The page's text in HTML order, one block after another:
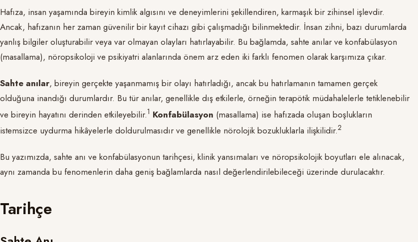
Hafıza, insan yaşamında bireyin kimlik algısını ve deneyimlerini şekillendiren, karmaşık bir zihinsel işlevdir.
Ancak, hafızanın her zaman güvenilir bir kayıt cihazı gibi çalışmadığı bilinmektedir. İnsan zihni, bazı durumlarda
yanlış bilgiler oluşturabilir veya var olmayan olayları hatırlayabilir. Bu bağlamda, sahte anılar ve konfabülasyon
(masallama), nöropsikoloji ve psikiyatri alanlarında önem arz eden iki farklı fenomen olarak karşımıza çıkar.
Sahte anılar, bireyin gerçekte yaşanmamış bir olayı hatırladığı, ancak bu hatırlamanın tamamen gerçek
olduğuna inandığı durumlardır. Bu tür anılar, genellikle dış etkilerle, örneğin terapötik müdahalelerle tetiklenebilir
ve bireyin hayatını derinden etkileyebilir.​1​ Konfabülasyon (masallama) ise hafızada oluşan boşlukların
istemsizce uydurma hikâyelerle doldurulmasıdır ve genellikle nörolojik bozukluklarla ilişkilidir.​2​
Bu yazımızda, sahte anı ve konfabülasyonun tarihçesi, klinik yansımaları ve nöropsikolojik boyutları ele alınacak,
aynı zamanda bu fenomenlerin daha geniş bağlamlarda nasıl değerlendirilebileceği üzerinde durulacaktır.
Tarihçe